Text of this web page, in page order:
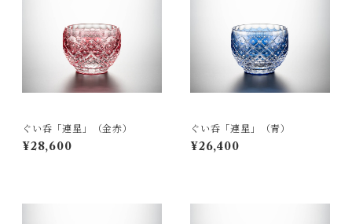
ぐい呑「連星」（金赤）
¥28,600
ぐい呑「連星」（青）
¥26,400